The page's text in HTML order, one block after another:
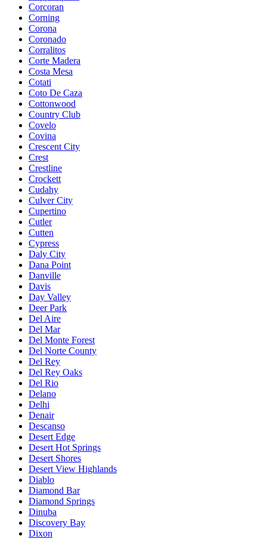
Corcoran
Corning
Corona
Coronado
Corralitos
Corte Madera
Costa Mesa
Cotati
Coto De Caza
Cottonwood
Country Club
Covelo
Covina
Crescent City
Crest
Crestline
Crockett
Cudahy
Culver City
Cupertino
Cutler
Cutten
Cypress
Daly City
Dana Point
Danville
Davis
Day Valley
Deer Park
Del Aire
Del Mar
Del Monte Forest
Del Norte County
Del Rey
Del Rey Oaks
Del Rio
Delano
Delhi
Denair
Descanso
Desert Edge
Desert Hot Springs
Desert Shores
Desert View Highlands
Diablo
Diamond Bar
Diamond Springs
Dinuba
Discovery Bay
Dixon